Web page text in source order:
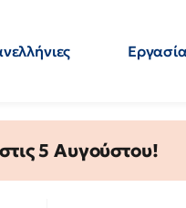
5 Αυγούστου!